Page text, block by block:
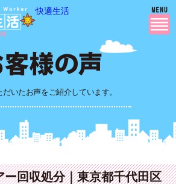
快適生活
いたお声をご紹介しています。
ー回収処分｜東京都千代田区